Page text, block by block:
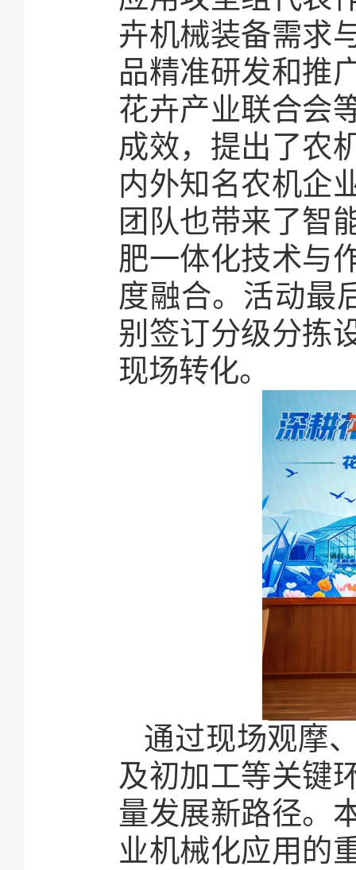
卉机械装备需求
品精准研发和推
花卉产业联合会
成效，提出了农
内外知名农机企
团队也带来了智
肥一体化技术与
度融合。活动最
别签订分级分拣
现场转化。
通过现场观摩
及初加工等关键
量发展新路径。
业机械化应用的